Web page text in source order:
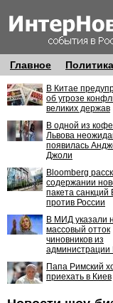
Главное Политика
В Китае
об угрозе
великих держав
В одной из
Львова
появилась
Джоли
Bloomberg
содержании
пакета санкций
против России
В МИД указали
массовый отток
чиновников из
администрации
Папа Римский
приехать в Киев